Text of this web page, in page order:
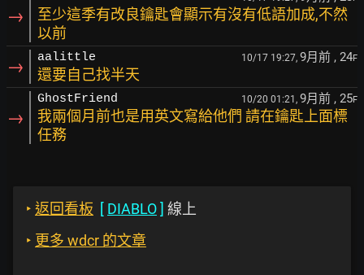
→
至少這季有改良鑰匙會顯示有沒有低語加成,不然
以前
→ aalittle 10/17 19:27, 9月前 , 24F
還要自己找半天
→
GhostFriend 10/20 01:21, 9月前 , 25F
我兩個月前也是用英文寫給他們 請在鑰匙上面標
任務
‣ 返回看板 [ DIABLO] 線上
‣ 更多 wdcr 的文章